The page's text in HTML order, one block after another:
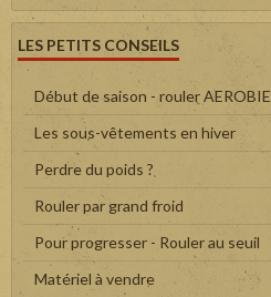
LES PETITS CONSEILS
Début de saison - rouler AEROBIE
Les sous-vêtements en hiver
Perdre du poids ?
Rouler par grand froid
Pour progresser - Rouler au seuil
Matériel à vendre